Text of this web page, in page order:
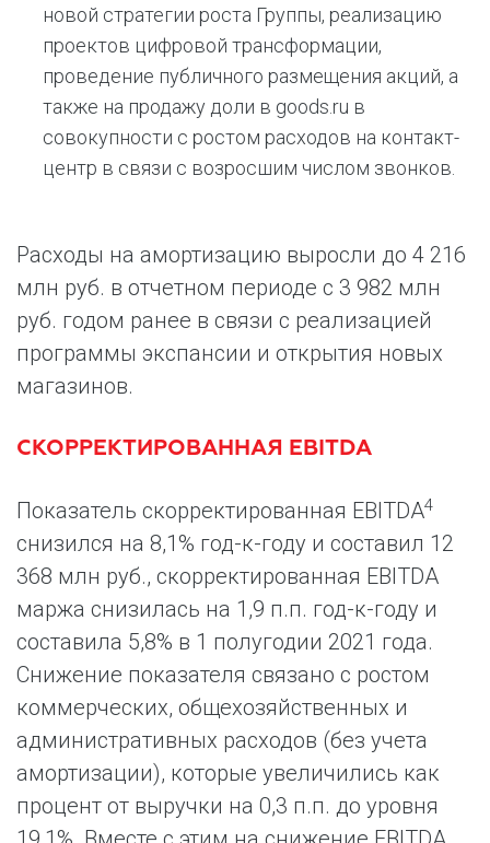
новой стратегии роста Группы, реализацию
проектов цифровой трансформации,
проведение публичного размещения акций, а
также на продажу доли в goods.ru в
совокупности с ростом расходов на контакт-
центр в связи с возросшим числом звонков.
Расходы на амортизацию выросли до 4 216
млн руб. в отчетном периоде с 3 982 млн
руб. годом ранее в связи с реализацией
программы экспансии и открытия новых
магазинов.
СКОРРЕКТИРОВАННАЯ EBITDA
Показатель скорректированная EBITDA4
снизился на 8,1% год-к-году и составил 12
368 млн руб., скорректированная EBITDA
маржа снизилась на 1,9 п.п. год-к-году и
составила 5,8% в 1 полугодии 2021 года.
Снижение показателя связано с ростом
коммерческих, общехозяйственных и
административных расходов (без учета
амортизации), которые увеличились как
процент от выручки на 0,3 п.п. до уровня